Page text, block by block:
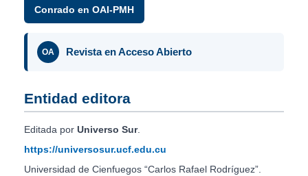
Conrado en OAI-PMH
OA Revista en Acceso Abierto
Entidad editora
Editada por Universo Sur.
https://universosur.ucf.edu.cu
Universidad de Cienfuegos “Carlos Rafael Rodríguez”.